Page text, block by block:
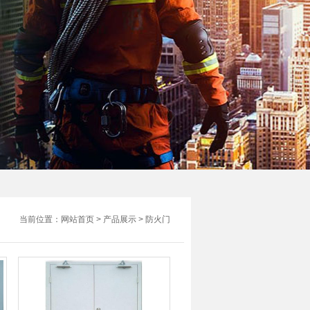
当前位置： 网站首页 > 产品展示 > 防火门